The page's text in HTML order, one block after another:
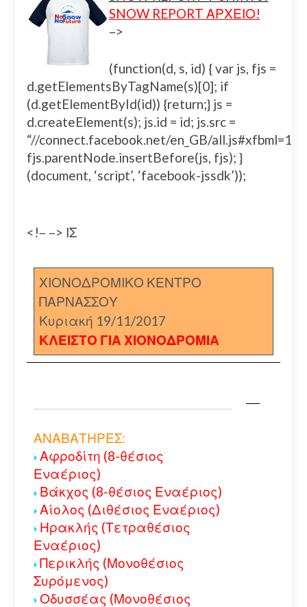
SNOW REPORT ΑΡΧΕΙΟ!
–>
(function(d, s, id) { var js, fjs =
d.getElementsByTagName(s)[0]; if
(d.getElementById(id)) {return;} js =
d.createElement(s); js.id = id; js.src =
“//connect.facebook.net/en_GB/
fjs.parentNode.insertBefore(js, fjs); }
(document, ‘script’, ‘facebook-jssdk’));
<!– –> ΙΣ
ΧΙΟΝΟΔΡΟΜΙΚΟ ΚΕΝΤΡΟ
ΠΑΡΝΑΣΣΟΥ
Κυριακή 19/11/2017
ΚΛΕΙΣΤΟ ΓΙΑ ΧΙΟΝΟΔΡΟΜΙΑ
ΑΝΑΒΑΤΗΡΕΣ:
Αφροδίτη (8-θέσιος
Εναέριος)
Βάκχος (8-θέσιος Εναέριος)
Αίολος (Διθέσιος Εναέριος)
Ηρακλής (Τετραθέσιος
Εναέριος)
Περικλής (Μονοθέσιος
Συρόμενος)
Οδυσσέας (Μονοθέσιος